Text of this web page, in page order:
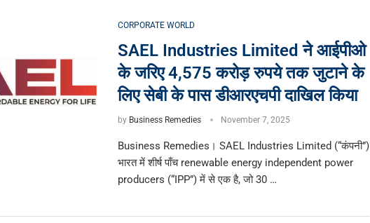
CORPORATE WORLD
SAEL Industries Limited ने आईपीओ
के जरिए 4,575 करोड़ रुपये तक जुटाने के
लिए सेबी के पास डीआरएचपी दाखिल किया
by Business Remedies November 7, 2025
Business Remedies। SAEL Industries Limited (“कंपनी”)
भारत में शीर्ष पाँच renewable energy independent power
producers (“IPP”) में से एक है, जो 30 …